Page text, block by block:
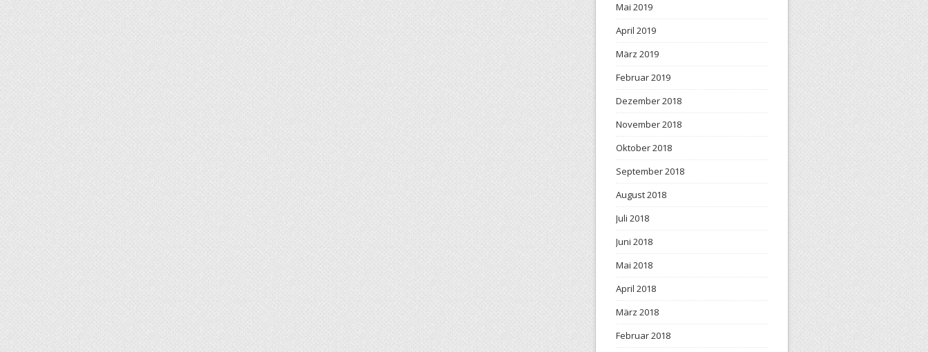
Mai 2019
April 2019
März 2019
Februar 2019
Dezember 2018
November 2018
Oktober 2018
September 2018
August 2018
Juli 2018
Juni 2018
Mai 2018
April 2018
März 2018
Februar 2018